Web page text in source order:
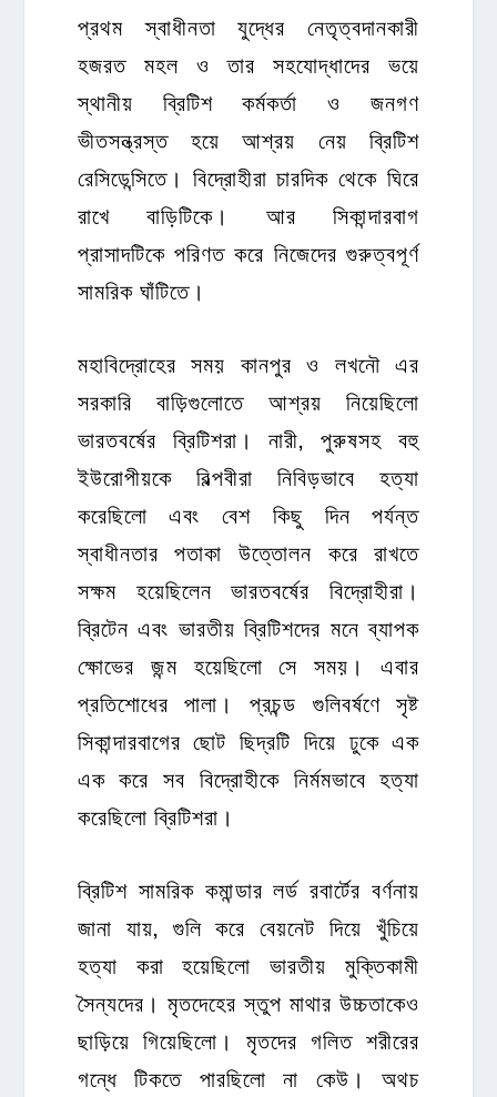
প্রথম স্বাধীনতা যুদ্ধের নেতৃত্বদানকারী
হজরত মহল ও তার সহযোদ্ধাদের ভয়ে
স্থানীয় ব্রিটিশ কর্মকর্তা ও জনগণ
ভীতসন্ত্রস্ত হয়ে আশ্রয় নেয় ব্রিটিশ
রেসিডেন্সিতে। বিদ্রোহীরা চারদিক থেকে ঘিরে
রাখে বাড়িটিকে। আর সিকান্দারবাগ
প্রাসাদটিকে পরিণত করে নিজেদের গুরুত্বপূর্ণ
সামরিক ঘাঁটিতে।
মহাবিদ্রোহের সময় কানপুর ও লখনৌ এর
সরকারি বাড়িগুলোতে আশ্রয় নিয়েছিলো
ভারতবর্ষের ব্রিটিশরা। নারী, পুরুষসহ বহু
ইউরোপীয়কে বিল্পবীরা নিবিড়ভাবে হত্যা
করেছিলো এবং বেশ কিছু দিন পর্যন্ত
স্বাধীনতার পতাকা উত্তোলন করে রাখতে
সক্ষম হয়েছিলেন ভারতবর্ষের বিদ্রোহীরা।
ব্রিটেন এবং ভারতীয় ব্রিটিশদের মনে ব্যাপক
ক্ষোভের জন্ম হয়েছিলো সে সময়। এবার
প্রতিশোধের পালা। প্রচন্ড গুলিবর্ষণে সৃষ্ট
সিকান্দারবাগের ছোট ছিদ্রটি দিয়ে ঢুকে এক
এক করে সব বিদ্রোহীকে নির্মমভাবে হত্যা
করেছিলো ব্রিটিশরা।
ব্রিটিশ সামরিক কমান্ডার লর্ড রবার্টের বর্ণনায়
জানা যায়, গুলি করে বেয়নেট দিয়ে খুঁচিয়ে
হত্যা করা হয়েছিলো ভারতীয় মুক্তিকামী
সৈন্যদের। মৃতদেহের স্তুপ মাথার উচ্চতাকেও
ছাড়িয়ে গিয়েছিলো। মৃতদের গলিত শরীরের
গন্ধে টিকতে পারছিলো না কেউ। অথচ